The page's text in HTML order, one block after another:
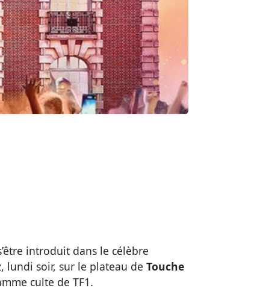
introduit dans le célèbre
lundi soir, sur le plateau de Touche
culte de TF1.